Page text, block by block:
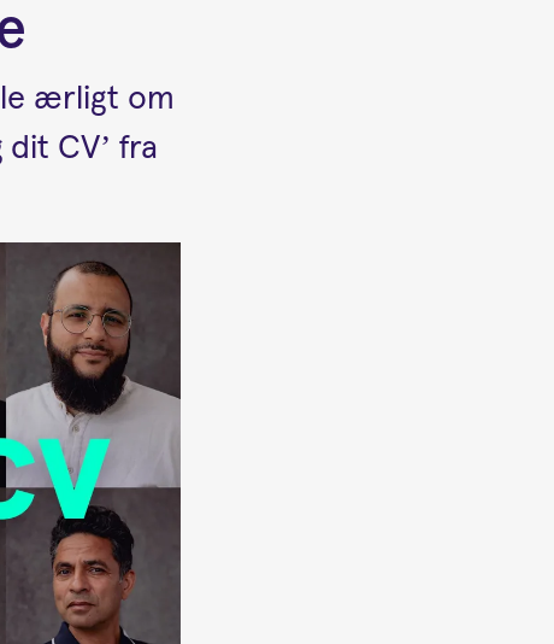
ærligt om
CV’ fra